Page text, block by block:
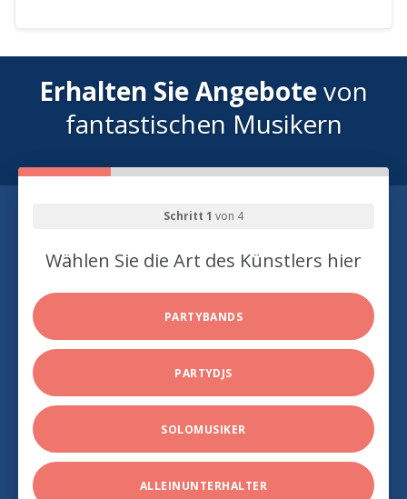
Erhalten Sie Angebotevon
fantastischen Musikern
Schritt 1 von 4
Wählen Sie die Art des Künstlers hier
PARTYBANDS
PARTYDJS
SOLOMUSIKER
ALLEINUNTERHALTER